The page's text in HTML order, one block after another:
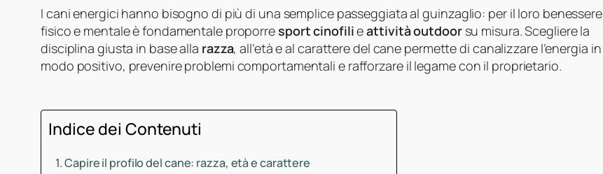
I cani energici hanno bisogno di più di una semplice passeggiata al guinzaglio: per il loro benessere
fisico e mentale è fondamentale proporresport cinofilieattività outdoorsu misura. Scegliere la
disciplina giusta in base alla razza, all’età e al carattere del cane permette di canalizzare l’energia in
modo positivo, prevenire problemi comportamentali e rafforzare il legame con il proprietario.
Indice dei Contenuti
Capire il profilo del cane: razza, età e carattere